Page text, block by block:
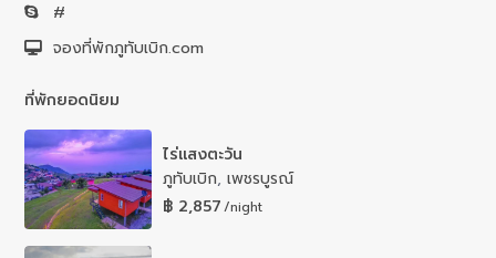
#
จองที่พักภูทับเบิก.com
ที่พักยอดนิยม
ไร่แสงตะวัน
ภูทับเบิก, เพชรบูรณ์
฿ 2,857/night